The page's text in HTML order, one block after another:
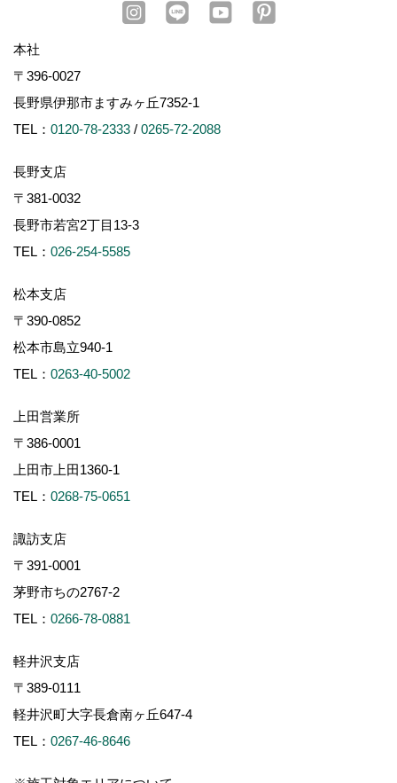
本社
〒396-0027
長野県伊那市ますみヶ丘7352-1
TEL： 0120-78-2333 / 0265-72-2088
長野支店
〒381-0032
長野市若宮2丁目13-3
TEL： 026-254-5585
松本支店
〒390-0852
松本市島立940-1
TEL： 0263-40-5002
上田営業所
〒386-0001
上田市上田1360-1
TEL： 0268-75-0651
諏訪支店
〒391-0001
茅野市ちの2767-2
TEL： 0266-78-0881
軽井沢支店
〒389-0111
軽井沢町大字長倉南ヶ丘647-4
TEL： 0267-46-8646